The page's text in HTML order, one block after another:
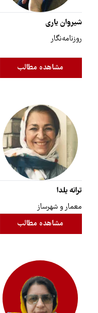
شیروان یاری
روزنامه‌نگار
مشاهده مطالب
ترانه یلدا
معمار و شهرساز
مشاهده مطالب